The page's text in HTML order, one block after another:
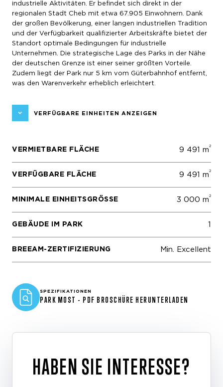
industrielle Aktivitäten. Er befindet sich direkt in der
regionalen Stadt Cheb mit etwa 67.905 Einwohnern. Dank
der großen Bevölkerung, einer langen industriellen Tradition
und der Verfügbarkeit qualifizierter Arbeitskräfte bietet der
Standort optimale Bedingungen für industrielle
Unternehmen. Die strategische Lage des Parks in der Nähe
der deutschen Grenze ist einer seiner größten Vorteile.
Zudem liegt der Park nur 5 km vom Güterbahnhof entfernt,
was den Warenverkehr erheblich erleichtert.
VERFÜGBARE EINHEITEN ANZEIGEN
VERMIETBARE FLÄCHE 9 491 m2
VERFÜGBARE FLÄCHE 9 491 m2
MINIMALE EINHEITSGRÖSSE 3 000 m2
GEBÄUDE IM PARK 1
BREEAM-ZERTIFIZIERUNG Min. Excellent
SPEZIFIKATIONEN
PARK MOST - PDF BROSCHÜRE HERUNTERLADEN
HABEN SIE INTERESSE?